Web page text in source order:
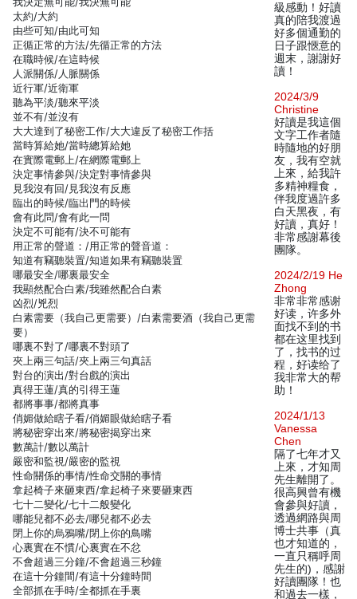
太約/大約
由些可知/由此可知
正循正常的方法/先循正常的方法
在職時候/在這時候
人派關係/人脈關係
近行軍/近衛軍
聽為平淡/聽來平淡
並不有/並沒有
大大達到了秘密工作/大大違反了秘密工作括
當時算給她/當時總算給她
在實際電郵上/在網際電郵上
決定事情參與/決定對事情參與
見我沒有回/見我沒有反應
臨出的時候/臨出門的時候
會有此問/會有此一問
決定不可能有/決不可能有
用正常的聲道：/用正常的聲音道：
知道有竊聽裝置/知道如果有竊聽裝置
哪最安全/哪裏最安全
我顯然配合白素/我雖然配合白素
凶烈/兇烈
白素需要（我自己更需要）/白素需要酒（我自己更需
要）
哪裏不對了/哪裏不對頭了
夾上兩三句話/夾上兩三句真話
對台的演出/對台戲的演出
真得王蓮/真的引得王蓮
都將事事/都將真事
俏媚做給瞎子看/俏媚眼做給瞎子看
將秘密穿出來/將秘密揭穿出來
數萬計/數以萬計
嚴密和監視/嚴密的監視
性命關係的事情/性命交關的事情
拿起椅子來砸東西/拿起椅子來要砸東西
七十二變化/七十二般變化
哪能兒都不必去/哪兒都不必去
閉上你的烏鴉嘴/閉上你的鳥嘴
心裏實在不慣/心裏實在不忿
不會超過三分鐘/不會超過三秒鐘
在這十分鐘間/有這十分鐘時間
全部抓在手時/全都抓在手裏
級感動！好讀
真的陪我渡過
好多個通勤的
日子跟愜意的
週末，謝謝好
讀！
2024/3/9
Christine
好讀是我這個
文字工作者隨
時隨地的好朋
友，我有空就
上來，給我許
多精神糧食，
伴我度過許多
白天黑夜，有
好讀，真好！
非常感謝幕後
團隊。
2024/2/19 He
Zhong
非常非常感谢
好读，许多外
面找不到的书
都在这里找到
了，找书的过
程，好读给了
我非常大的帮
助！
2024/1/13
Vanessa
Chen
隔了七年才又
上來，才知周
先生離開了。
很高興曾有機
會參與好讀，
透過網路與周
博士共事（真
也才知道的，
一直只稱呼周
先生的)，感謝
好讀團隊！也
和過去一樣，